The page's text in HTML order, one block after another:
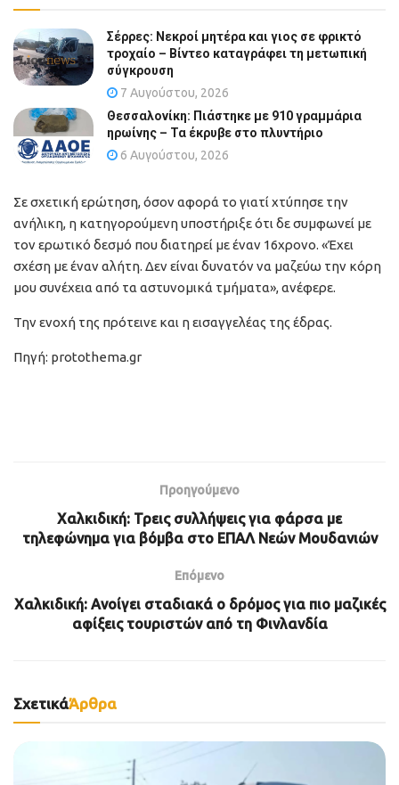
Σέρρες: Νεκροί μητέρα και γιος σε φρικτό
τροχαίο – Βίντεο καταγράφει τη μετωπική
σύγκρουση
7 Αυγούστου, 2026
Θεσσαλονίκη: Πιάστηκε με 910 γραμμάρια
ηρωίνης – Τα έκρυβε στο πλυντήριο
6 Αυγούστου, 2026
Σε σχετική ερώτηση, όσον αφορά το γιατί χτύπησε την
ανήλικη, η κατηγορούμενη υποστήριξε ότι δε συμφωνεί με
τον ερωτικό δεσμό που διατηρεί με έναν 16χρονο. «Έχει
σχέση με έναν αλήτη. Δεν είναι δυνατόν να μαζεύω την κόρη
μου συνέχεια από τα αστυνομικά τμήματα», ανέφερε.
Την ενοχή της πρότεινε και η εισαγγελέας της έδρας.
Πηγή: protothema.gr
Προηγούμενο
Χαλκιδική: Τρεις συλλήψεις για φάρσα με
τηλεφώνημα για βόμβα στο ΕΠΑΛ Νεών Μουδανιών
Επόμενο
Χαλκιδική: Ανοίγει σταδιακά ο δρόμος για πιο μαζικές
αφίξεις τουριστών από τη Φινλανδία
ΣχετικάΆρθρα